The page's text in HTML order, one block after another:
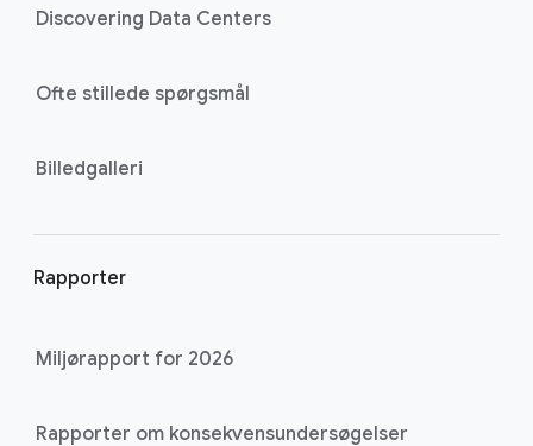
Discovering Data Centers
Ofte stillede spørgsmål
Billedgalleri
Rapporter
Miljørapport for 2026
Rapporter om konsekvensundersøgelser